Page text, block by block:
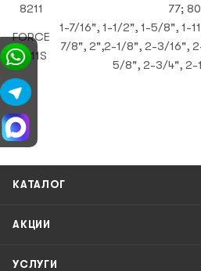
8211
77;
FORCE
8211S
1-7/16", 1-1/2", 1-5/8", 1-
7/8", 2",2-1/8", 2-3/16",
5/8", 2-3/4", 2-
КАТАЛОГ
АКЦИИ
УСЛУГИ